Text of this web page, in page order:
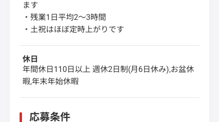
ます
・残業1日平均2～3時間
・土祝はほぼ定時上がりです
休日
年間休日110日以上 週休2日制(月6日休み),お盆休
暇,年末年始休暇
応募条件